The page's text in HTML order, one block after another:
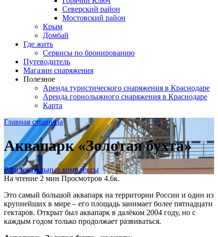
Северский район
Мостовский район
Крым
Домбай
Где жить
Сервисы по бронированию
Путеводитель
Магазин снаряжения
Полезное
Аренда туристического снаряжения в Краснодаре
Аренда горнолыжного снаряжения в Краснодаре
Карта
Главная страница
Аквапарк «Золотая бухта»
Развлекательные комплексы
На чтение 2 мин Просмотров 4.6к.
Это самый большой аквапарк на территории России и один из
крупнейших в мире – его площадь занимает более пятнадцати
гектаров. Открыт был аквапарк в далёком 2004 году, но с
каждым годом только продолжает развиваться.